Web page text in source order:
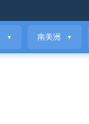
▼ 南美洲 ▼